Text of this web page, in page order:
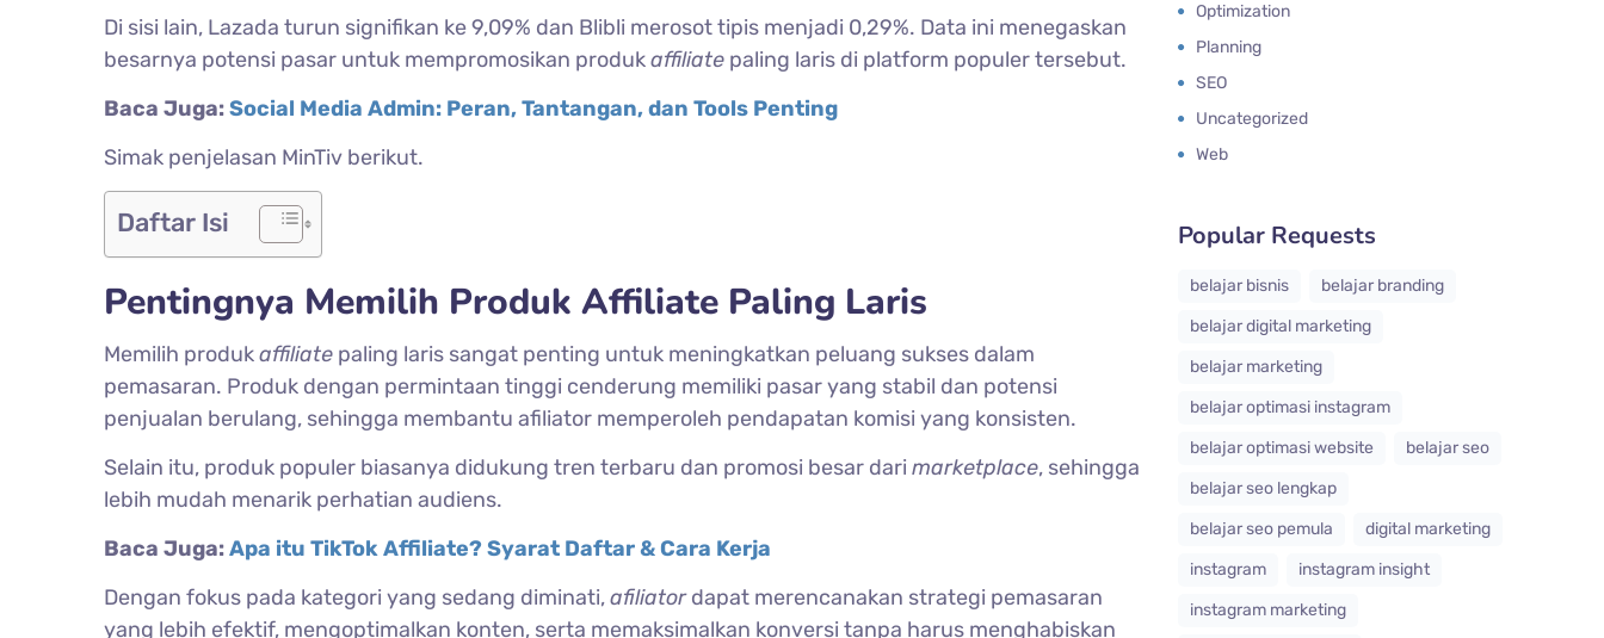
Di sisi lain, Lazada turun signifikan ke 9,09% dan Blibli merosot tipis menjadi 0,29%. Data ini menegaskan
besarnya potensi pasar untuk mempromosikan produkaffiliate paling laris di platform populer tersebut.
Baca Juga:Social Media Admin: Peran, Tantangan, dan Tools Penting
Simak penjelasan MinTiv berikut.
Daftar Isi
Pentingnya Memilih Produk Affiliate Paling Laris
Memilih produkaffiliate paling laris sangat penting untuk meningkatkan peluang sukses dalam
pemasaran. Produk dengan permintaan tinggi cenderung memiliki pasar yang stabil dan potensi
penjualan berulang, sehingga membantu afiliator memperoleh pendapatan komisi yang konsisten.
Selain itu, produk populer biasanya didukung tren terbaru dan promosi besar dari marketplace, sehingga
lebih mudah menarik perhatian audiens.
Baca Juga:Apa itu TikTok Affiliate? Syarat Daftar & Cara Kerja
Dengan fokus pada kategori yang sedang diminati,afiliatordapat merencanakan strategi pemasaran
yang lebih efektif, mengoptimalkan konten, serta memaksimalkan konversi tanpa harus menghabiskan
Optimization
Planning
SEO
Uncategorized
Web
Popular Requests
belajar bisnis
belajar branding
belajar digital marketing
belajar marketing
belajar optimasi instagram
belajar optimasi website
belajar seo
belajar seo lengkap
belajar seo pemula
digital marketing
instagram
instagram insight
instagram marketing